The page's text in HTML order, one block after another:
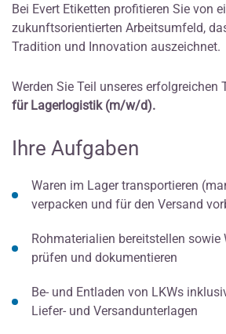
Bei Evert Etiketten profitieren Sie von
zukunftsorientierten Arbeitsumfeld,
Tradition und Innovation auszeichnet.
Werden Sie Teil unseres erfolgreichen
für Lagerlogistik (m/w/d).
Ihre Aufgaben
Waren im Lager transportieren
verpacken und für den Versand
Rohmaterialien bereitstellen sowie
prüfen und dokumentieren
Be- und Entladen von LKWs
Liefer- und Versandunterlagen